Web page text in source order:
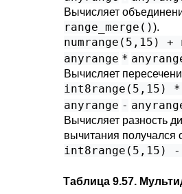
Вычисляет
range_merge()).
numrange(5,15) +
anyrange *
Вычисляет
int8range(5,15)
anyrange -
Вычисляет разность
вычитания получался
int8range(5,15)
Таблица 9.57.